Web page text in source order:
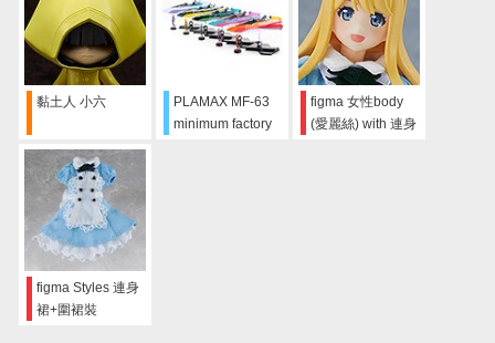
黏土人 小六
PLAMAX MF-63
minimum factory
figma 女性body
(愛麗絲) with 連身
figma Styles 連身
裙+圍裙裝